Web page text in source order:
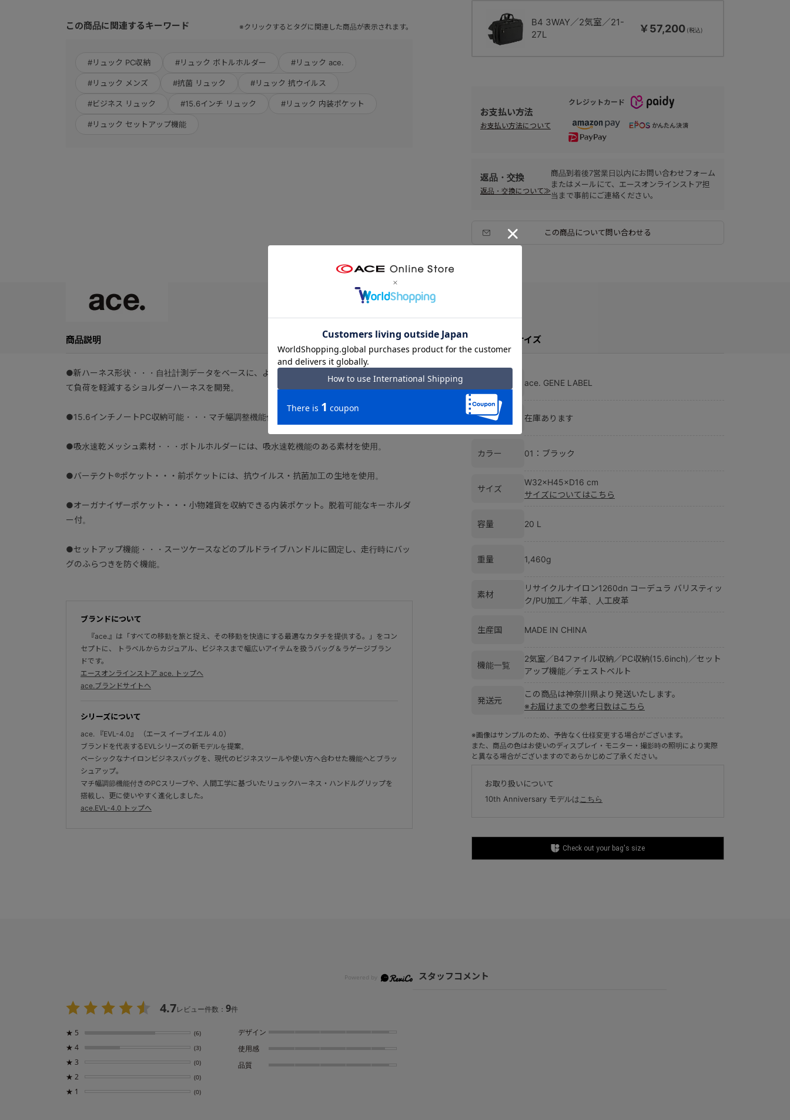
この商品に関連するキーワード ※クリックするとタグに関連した商品が表示されます。
#リュック PC収納 #リュック ボトルホルダー #リュック ace.
#リュック メンズ #抗菌 リュック #リュック 抗ウイルス
#ビジネス リュック #15.6インチ リュック #リュック 内装ポケット
#リュック セットアップ機能
B4 3WAY／2気室／21-
27L
￥57,200
この商品について問い合わせる
返品・交換
返品・交換について≫
商品到着後7営業日以内にお問い合わせフォーム
またはメールにて、エースオンラインストア担
当まで事前にご連絡ください。
お支払い方法
お支払い方法について
クレジットカード
商品説明
●新ハーネス形状・・・自社計測データをベースに、より多くのユーザーの身体にフィットし
て負荷を軽減するショルダーハーネスを開発。
●15.6インチノートPC収納可能・・・マチ幅調整機能付。
●吸水速乾メッシュ素材・・・ボトルホルダーには、吸水速乾機能のある素材を使用。
●バーテクト®ポケット・・・前ポケットには、抗ウイルス・抗菌加工の生地を使用。
●オーガナイザーポケット・・・小物雑貨を収納できる内装ポケット。脱着可能なキーホルダ
ー付。
●セットアップ機能・・・スーツケースなどのプルドライブハンドルに固定し、走行時にバッ
グのふらつきを防ぐ機能。
ブランドについて
『ace.』は「すべての移動を旅と捉え、その移動を快適にする最適なカタチを提供する。」をコン
セプトに、 トラベルからカジュアル、ビジネスまで幅広いアイテムを扱うバッグ＆ラゲージブラン
ドです。
エースオンラインストア ace. トップへ
ace.ブランドサイトへ
シリーズについて
ace. 『EVL-4.0』 （エース イーブイエル 4.0）
ブランドを代表するEVLシリーズの新モデルを提案。
ベーシックなナイロンビジネスバッグを、現代のビジネスツールや使い方へ合わせた機能へとブラッ
シュアップ。
マチ幅調節機能付きのPCスリーブや、人間工学に基づいたリュックハーネス・ハンドルグリップを
搭載し、更に使いやすく進化しました。
ace.EVL-4.0 トップへ
スペックとサイズ
ace. GENE LABEL
発送元
この商品は神奈川県より発送いたします。
※お届けまでの参考日数はこちら
カラー 01：ブラック
在庫 在庫あります
サイズ
W32×H45×D16 cm
サイズについてはこちら
容量 20 L
重量 1,460g
素材
リサイクルナイロン1260dn コーデュラ バリスティッ
ク/PU加工／牛革、人工皮革
生産国 MADE IN CHINA
機能一覧
2気室／B4ファイル収納／PC収納(15.6inch)／セット
アップ機能／チェストベルト
※画像はサンプルのため、予告なく仕様変更する場合がございます。
また、商品の色はお使いのディスプレイ・モニター・撮影時の照明により実際
と異なる場合がございますのであらかじめご了承ください。
お取り扱いについて
10th Anniversary モデルは こちら
Check out your bag's size
4.7レビュー件数： 9件
★ 5 (6)
★ 4 (3)
★ 3 (0)
★ 2 (0)
★ 1 (0)
デザイン
使用感
品質
スタッフコメント